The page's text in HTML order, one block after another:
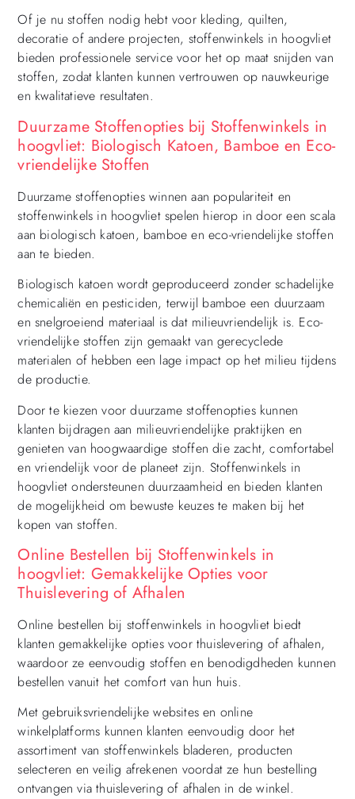
Of je nu stoffen nodig hebt voor kleding, quilten,
decoratie of andere projecten, stoffenwinkels in hoogvliet
bieden professionele service voor het op maat snijden van
stoffen, zodat klanten kunnen vertrouwen op nauwkeurige
en kwalitatieve resultaten.
Duurzame Stoffenopties bij Stoffenwinkels in
hoogvliet: Biologisch Katoen, Bamboe en Eco-
vriendelijke Stoffen
Duurzame stoffenopties winnen aan populariteit en
stoffenwinkels in hoogvliet spelen hierop in door een scala
aan biologisch katoen, bamboe en eco-vriendelijke stoffen
aan te bieden.
Biologisch katoen wordt geproduceerd zonder schadelijke
chemicaliën en pesticiden, terwijl bamboe een duurzaam
en snelgroeiend materiaal is dat milieuvriendelijk is. Eco-
vriendelijke stoffen zijn gemaakt van gerecyclede
materialen of hebben een lage impact op het milieu tijdens
de productie.
Door te kiezen voor duurzame stoffenopties kunnen
klanten bijdragen aan milieuvriendelijke praktijken en
genieten van hoogwaardige stoffen die zacht, comfortabel
en vriendelijk voor de planeet zijn. Stoffenwinkels in
hoogvliet ondersteunen duurzaamheid en bieden klanten
de mogelijkheid om bewuste keuzes te maken bij het
kopen van stoffen.
Online Bestellen bij Stoffenwinkels in
hoogvliet: Gemakkelijke Opties voor
Thuislevering of Afhalen
Online bestellen bij stoffenwinkels in hoogvliet biedt
klanten gemakkelijke opties voor thuislevering of afhalen,
waardoor ze eenvoudig stoffen en benodigdheden kunnen
bestellen vanuit het comfort van hun huis.
Met gebruiksvriendelijke websites en online
winkelplatforms kunnen klanten eenvoudig door het
assortiment van stoffenwinkels bladeren, producten
selecteren en veilig afrekenen voordat ze hun bestelling
ontvangen via thuislevering of afhalen in de winkel.